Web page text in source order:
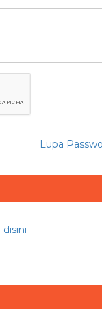
Lupa
disini